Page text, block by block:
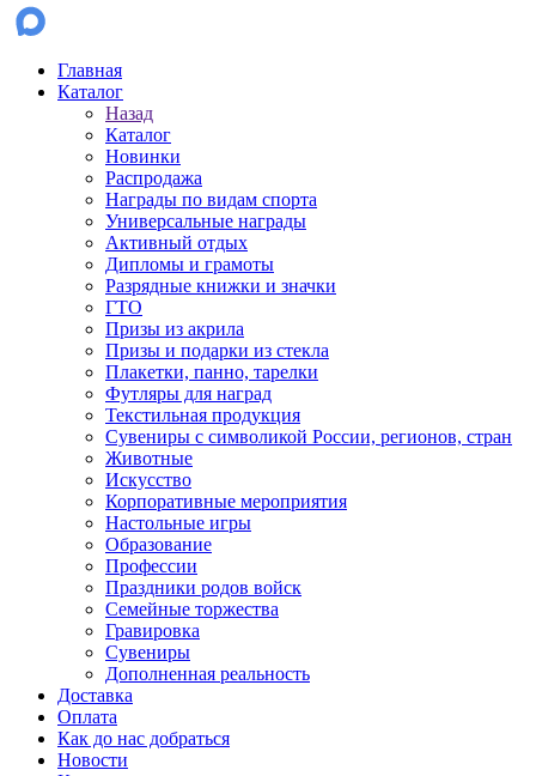
Главная
Каталог
Назад
Каталог
Новинки
Распродажа
Награды по видам спорта
Универсальные награды
Активный отдых
Дипломы и грамоты
Разрядные книжки и значки
ГТО
Призы из акрила
Призы и подарки из стекла
Плакетки, панно, тарелки
Футляры для наград
Текстильная продукция
Сувениры с символикой России, регионов, стран
Животные
Искусство
Корпоративные мероприятия
Настольные игры
Образование
Профессии
Праздники родов войск
Семейные торжества
Гравировка
Сувениры
Дополненная реальность
Доставка
Оплата
Как до нас добраться
Новости